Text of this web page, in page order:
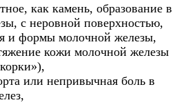
как камень, образование в
с неровной поверхностью,
и формы молочной железы,
кожи молочной железы
или непривычная боль в